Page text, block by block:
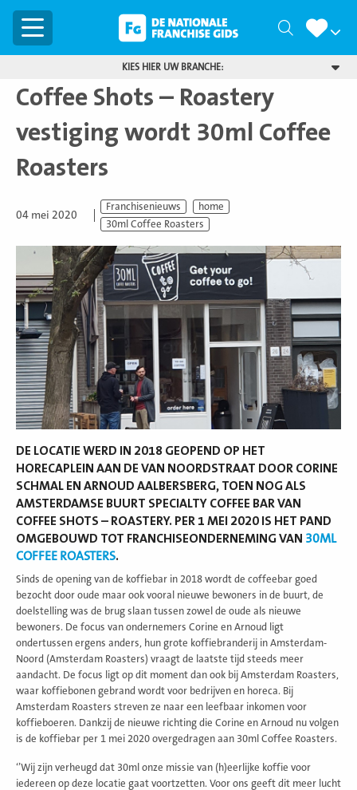
Menu Zoeken
KIES HIER UW BRANCHE:
Coffee Shots – Roastery
vestiging wordt 30ml Coffee
Roasters
04 mei 2020
Franchisenieuws
home
30ml Coffee Roasters
DE LOCATIE WERD IN 2018 GEOPEND OP HET
HORECAPLEIN AAN DE VAN NOORDSTRAAT DOOR CORINE
SCHMAL EN ARNOUD AALBERSBERG, TOEN NOG ALS
AMSTERDAMSE BUURT SPECIALTY COFFEE BAR VAN
COFFEE SHOTS – ROASTERY. PER 1 MEI 2020 IS HET PAND
OMGEBOUWD TOT FRANCHISEONDERNEMING VAN 30ML
COFFEE ROASTERS.
Sinds de opening van de koffiebar in 2018 wordt de coffeebar goed
bezocht door oude maar ook vooral nieuwe bewoners in de buurt, de
doelstelling was de brug slaan tussen zowel de oude als nieuwe
bewoners. De focus van ondernemers Corine en Arnoud ligt
ondertussen ergens anders, hun grote koffiebranderij in Amsterdam-
Noord (Amsterdam Roasters) vraagt de laatste tijd steeds meer
aandacht. De focus ligt op dit moment dan ook bij Amsterdam Roasters,
waar koffiebonen gebrand wordt voor bedrijven en horeca. Bij
Amsterdam Roasters streven ze naar een leefbaar inkomen voor
koffieboeren. Dankzij de nieuwe richting die Corine en Arnoud nu volgen
is de koffiebar per 1 mei 2020 overgedragen aan 30ml Coffee Roasters.
‘’Wij zijn verheugd dat 30ml onze missie van (h)eerlijke koffie voor
iedereen op deze locatie gaat voortzetten. Voor ons geeft dit meer lucht